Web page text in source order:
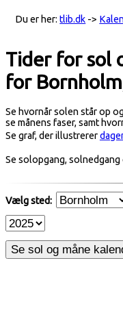
Du er her:tlib.dk ->
Tider for sol
for
Se hvornår solen står op
se månens faser, samt
Se graf, der illustrerer
Se solopgang, solnedgang
Vælg sted:
Se sol og måne